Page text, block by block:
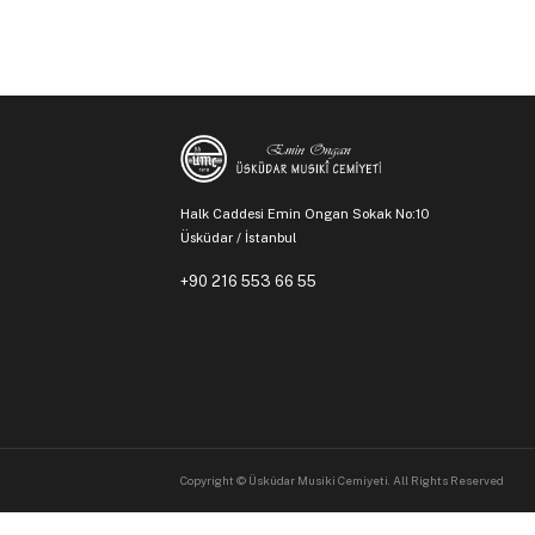
Halk Caddesi Emin Ongan Sokak No:10
Üsküdar / İstanbul
+90 216 553 66 55
Copyright © Üsküdar Musiki Cemiyeti. All Rights Reserved